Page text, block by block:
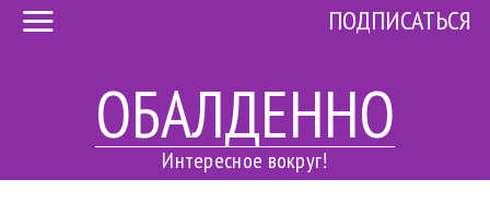
ОБАЛДЕННО
Интересное вокруг!
ПОДПИСАТЬСЯ